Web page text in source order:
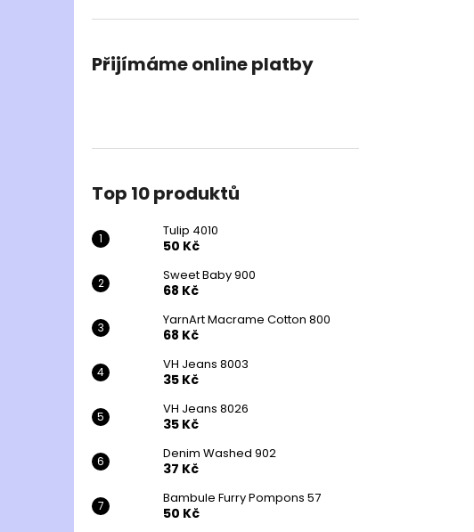
Přijímáme online platby
Top 10 produktů
Tulip 4010
50 Kč
Sweet Baby 900
68 Kč
YarnArt Macrame Cotton 800
68 Kč
VH Jeans 8003
35 Kč
VH Jeans 8026
35 Kč
Denim Washed 902
37 Kč
Bambule Furry Pompons 57
50 Kč